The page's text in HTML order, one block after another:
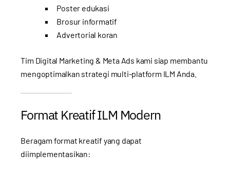
Poster edukasi
Brosur informatif
Advertorial koran
Tim Digital Marketing & Meta Ads kami siap membantu
mengoptimalkan strategi multi-platform ILM Anda.
Format Kreatif ILM Modern
Beragam format kreatif yang dapat
diimplementasikan: